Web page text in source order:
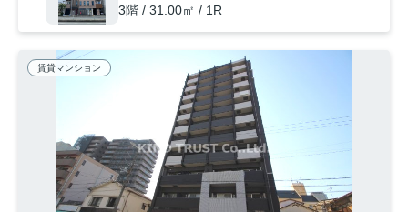
3階 / 31.00㎡ / 1R
賃貸マンション